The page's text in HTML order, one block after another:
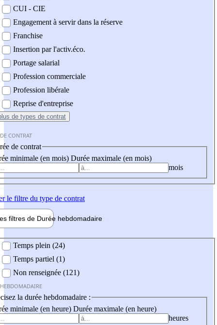
CUI - CIE
Engagement à servir dans la réserve
Franchise
Insertion par l'activ.éco.
Portage salarial
Profession commerciale
Profession libérale
Reprise d'entreprise
de types de contrat
CONTRAT
de contrat
minimale (en mois) Durée maximale (en mois)
mois
le filtre du type de contrat
filtres de Durée hebdomadaire
Temps plein (24)
Temps partiel (1)
Non renseignée (121)
la durée hebdomadaire :
minimale (en heure) Durée maximale (en heure)
heures